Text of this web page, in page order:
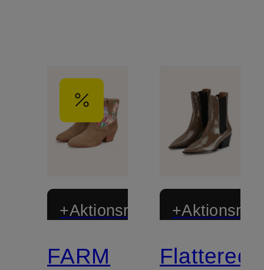
+Aktionsrabatt
FARM
Flattered